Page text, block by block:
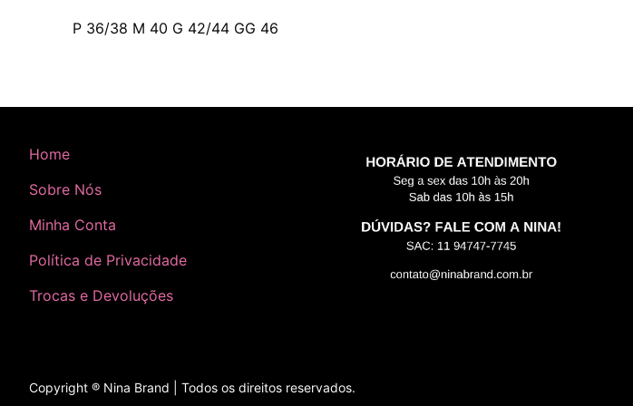
P 36/38 M 40 G 42/44 GG 46
Home
Sobre Nós
Minha Conta
Política de Privacidade
Trocas e Devoluções
Copyright ® Nina Brand | Todos os direitos reservados.